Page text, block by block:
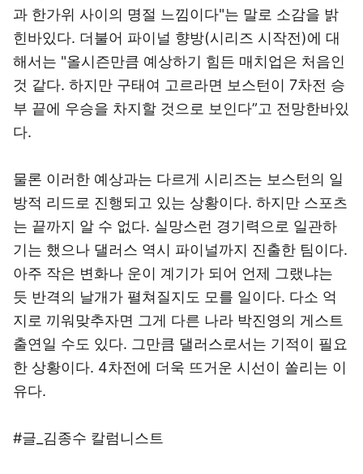
과 한가위 사이의 명절 느낌이다"는 말로 소감을 밝
힌바있다. 더불어 파이널 향방(시리즈 시작전)에 대
해서는 "올시즌만큼 예상하기 힘든 매치업은 처음인
것 같다. 하지만 구태여 고르라면 보스턴이 7차전 승
부 끝에 우승을 차지할 것으로 보인다”고 전망한바있
다.
물론 이러한 예상과는 다르게 시리즈는 보스턴의 일
방적 리드로 진행되고 있는 상황이다. 하지만 스포츠
는 끝까지 알 수 없다. 실망스런 경기력으로 일관하
기는 했으나 댈러스 역시 파이널까지 진출한 팀이다.
아주 작은 변화나 운이 계기가 되어 언제 그랬냐는
듯 반격의 날개가 펼쳐질지도 모를 일이다. 다소 억
지로 끼워맞추자면 그게 다른 나라 박진영의 게스트
출연일 수도 있다. 그만큼 댈러스로서는 기적이 필요
한 상황이다. 4차전에 더욱 뜨거운 시선이 쏠리는 이
유다.
#글_김종수 칼럼니스트​​​